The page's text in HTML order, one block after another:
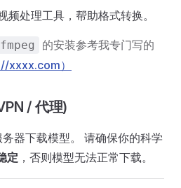
频处理工具，帮助格式转换。
的安装参考我专门写的
xxxx.com）
/ 代理)
器下载模型。 请确保你的科学
定 ，否则模型无法正常下载。